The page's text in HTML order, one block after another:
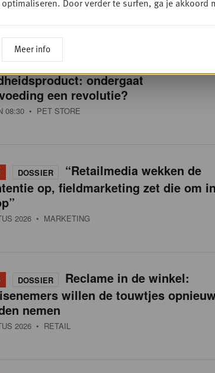
DOSSIER
ondergaat
een revolutie?
08:30 • PET STORE
DOSSIER
“Retailmedia wekken de
op, fieldmarketing zet die om in
2026 • MARKETING
DOSSIER
Reclame in de winkel:
willen de touwtjes opnieuw
nemen
2026 • RETAIL
optimaliseren. Door verder te surfen, ga je akkoord
Meer info